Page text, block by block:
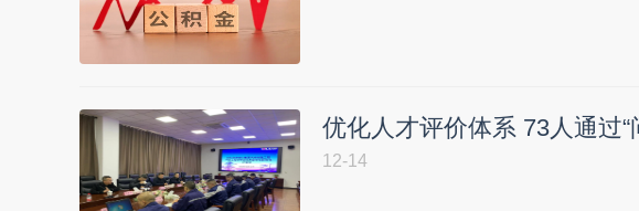
优化人才评价体系 73人通过
12-14